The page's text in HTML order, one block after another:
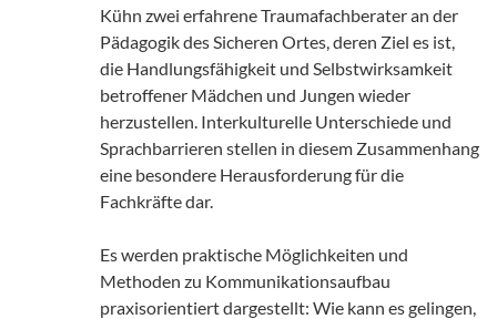
Kühn zwei erfahrene Traumafachberater an der
Pädagogik des Sicheren Ortes, deren Ziel es ist,
die Handlungsfähigkeit und Selbstwirksamkeit
betroffener Mädchen und Jungen wieder
herzustellen. Interkulturelle Unterschiede und
Sprachbarrieren stellen in diesem Zusammenhang
eine besondere Herausforderung für die
Fachkräfte dar.
Es werden praktische Möglichkeiten und
Methoden zu Kommunikationsaufbau
praxisorientiert dargestellt: Wie kann es gelingen,